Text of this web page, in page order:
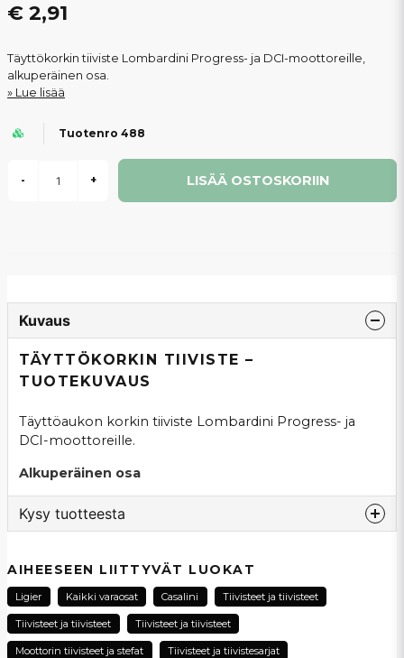
€ 2,91
Täyttökorkin tiiviste Lombardini Progress- ja DCI-moottoreille,
alkuperäinen osa.
Lue lisää
Tuotenro 488
- + LISÄÄ OSTOSKORIIN
Kuvaus
TÄYTTÖKORKIN TIIVISTE –
TUOTEKUVAUS
Täyttöaukon korkin tiiviste Lombardini Progress- ja
DCI-moottoreille.
Alkuperäinen osa
Kysy tuotteesta
Kysy meiltä tästä tuotteesta...
name
AIHEESEEN LIITTYVÄT LUOKAT
Ligier Kaikki varaosat Casalini Tiivisteet ja tiivisteet
Tiivisteet ja tiivisteet Tiivisteet ja tiivisteet
Moottorin tiivisteet ja stefat Tiivisteet ja tiivistesarjat